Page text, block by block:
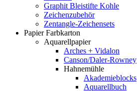
Graphit Bleistifte Kohle
Zeichenzubehör
Zentangle-Zeichensets
Papier Farbkarton
Aquarellpapier
Arches + Vidalon
Canson/Daler-Rowney
Hahnemühle
Akademieblocks
Aquarellbuch